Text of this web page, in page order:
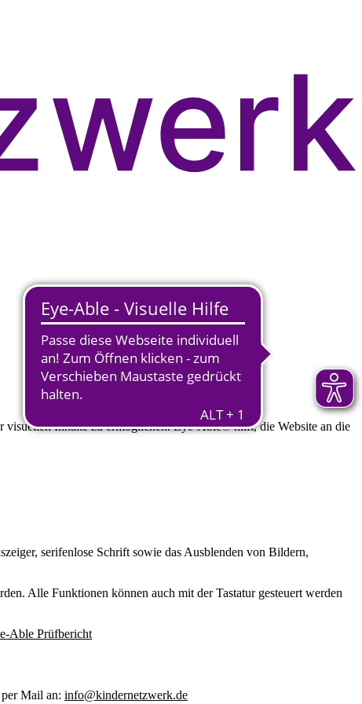
Inhalte zu ermöglichen. Eye-Able® hilft, die Website an die
serifenlose Schrift sowie das Ausblenden von Bildern,
Alle Funktionen können auch mit der Tastatur gesteuert werden
Able Prüfbericht
Mail an: info@kindernetzwerk.de